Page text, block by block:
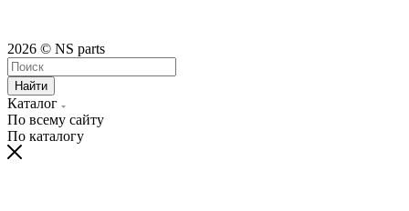
2026 © NS parts
Найти
Каталог
По всему сайту
По каталогу